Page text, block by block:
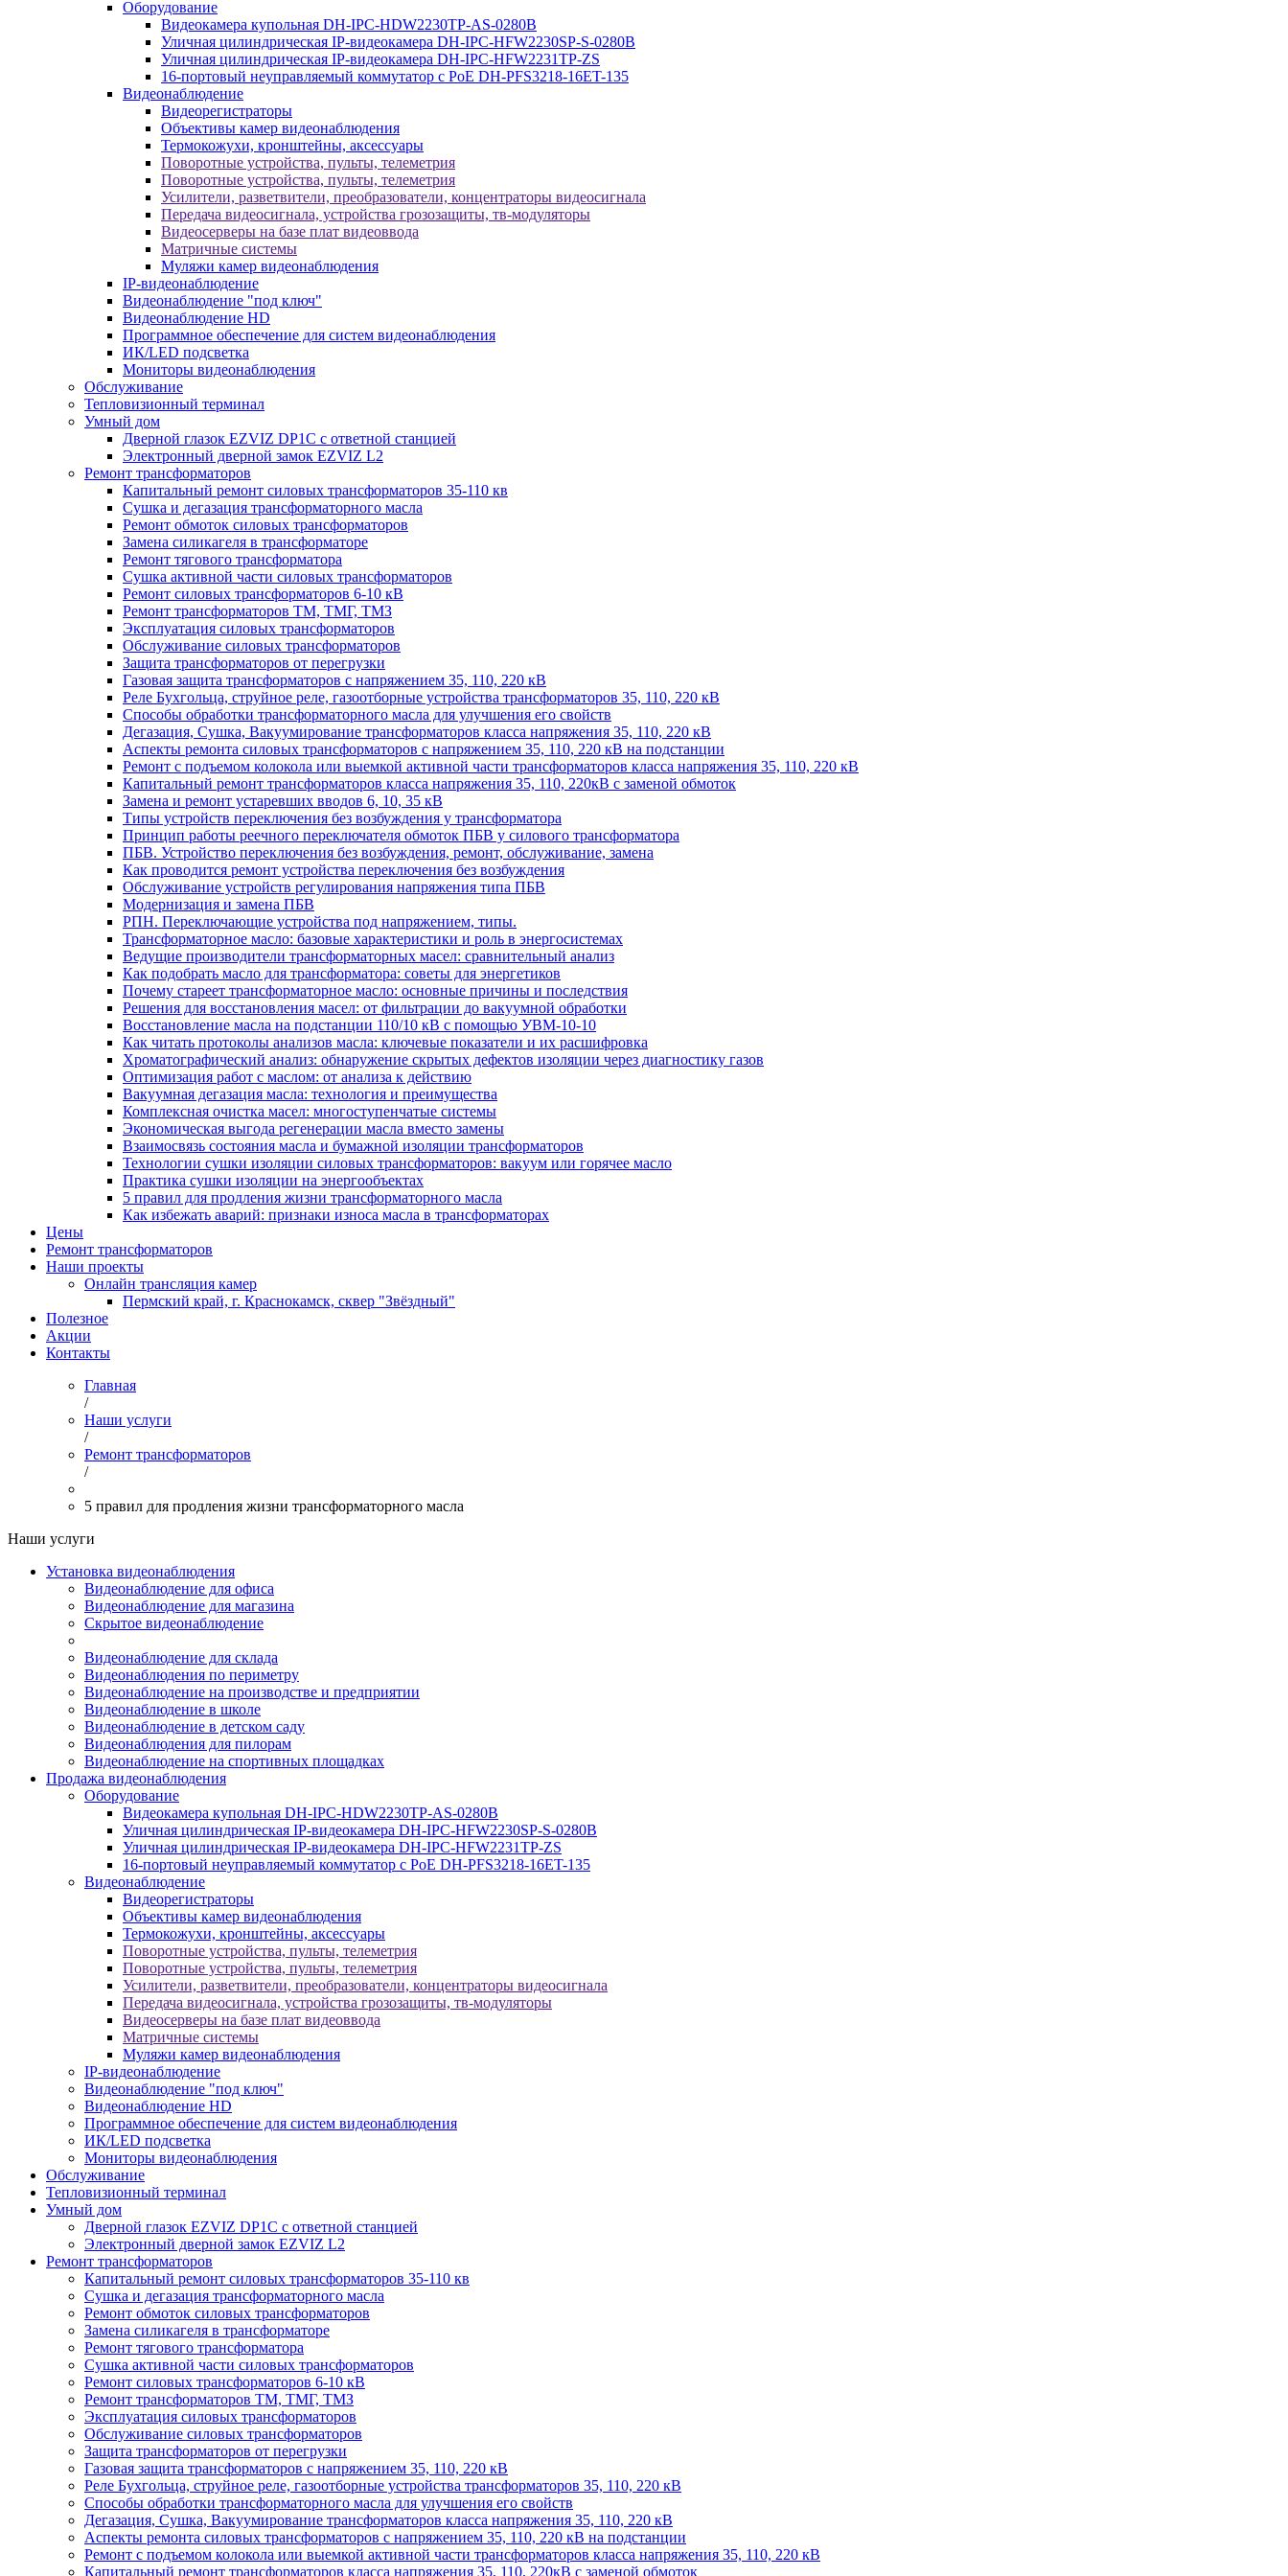
Оборудование
Видеокамера купольная DH-IPC-HDW2230TP-AS-0280B
Уличная цилиндрическая IP-видеокамера DH-IPC-HFW2230SP-S-0280B
Уличная цилиндрическая IP-видеокамера DH-IPC-HFW2231TP-ZS
16-портовый неуправляемый коммутатор с РоЕ DH-PFS3218-16ET-135
Видеонаблюдение
Видеорегистраторы
Объективы камер видеонаблюдения
Термокожухи, кронштейны, аксессуары
Поворотные устройства, пульты, телеметрия
Поворотные устройства, пульты, телеметрия
Усилители, разветвители, преобразователи, концентраторы видеосигнала
Передача видеосигнала, устройства грозозащиты, тв-модуляторы
Видеосерверы на базе плат видеоввода
Матричные системы
Муляжи камер видеонаблюдения
IP-видеонаблюдение
Видеонаблюдение "под ключ"
Видеонаблюдение HD
Программное обеспечение для систем видеонаблюдения
ИК/LED подсветка
Мониторы видеонаблюдения
Обслуживание
Тепловизионный терминал
Умный дом
Дверной глазок EZVIZ DP1C с ответной станцией
Электронный дверной замок EZVIZ L2
Ремонт трансформаторов
Капитальный ремонт силовых трансформаторов 35-110 кв
Сушка и дегазация трансформаторного масла
Ремонт обмоток силовых трансформаторов
Замена силикагеля в трансформаторе
Ремонт тягового трансформатора
Сушка активной части силовых трансформаторов
Ремонт силовых трансформаторов 6-10 кВ
Ремонт трансформаторов ТМ, ТМГ, ТМЗ
Эксплуатация силовых трансформаторов
Обслуживание силовых трансформаторов
Защита трансформаторов от перегрузки
Газовая защита трансформаторов с напряжением 35, 110, 220 кВ
Реле Бухгольца, струйное реле, газоотборные устройства трансформаторов 35, 110, 220 кВ
Способы обработки трансформаторного масла для улучшения его свойств
Дегазация, Сушка, Вакуумирование трансформаторов класса напряжения 35, 110, 220 кВ
Аспекты ремонта силовых трансформаторов с напряжением 35, 110, 220 кВ на подстанции
Ремонт с подъемом колокола или выемкой активной части трансформаторов класса напряжения 35, 110, 220 кВ
Капитальный ремонт трансформаторов класса напряжения 35, 110, 220кВ с заменой обмоток
Замена и ремонт устаревших вводов 6, 10, 35 кВ
Типы устройств переключения без возбуждения у трансформатора
Принцип работы реечного переключателя обмоток ПБВ у силового трансформатора
ПБВ. Устройство переключения без возбуждения, ремонт, обслуживание, замена
Как проводится ремонт устройства переключения без возбуждения
Обслуживание устройств регулирования напряжения типа ПБВ
Модернизация и замена ПБВ
РПН. Переключающие устройства под напряжением, типы.
Трансформаторное масло: базовые характеристики и роль в энергосистемах
Ведущие производители трансформаторных масел: сравнительный анализ
Как подобрать масло для трансформатора: советы для энергетиков
Почему стареет трансформаторное масло: основные причины и последствия
Решения для восстановления масел: от фильтрации до вакуумной обработки
Восстановление масла на подстанции 110/10 кВ с помощью УВМ-10-10
Как читать протоколы анализов масла: ключевые показатели и их расшифровка
Хроматографический анализ: обнаружение скрытых дефектов изоляции через диагностику газов
Оптимизация работ с маслом: от анализа к действию
Вакуумная дегазация масла: технология и преимущества
Комплексная очистка масел: многоступенчатые системы
Экономическая выгода регенерации масла вместо замены
Взаимосвязь состояния масла и бумажной изоляции трансформаторов
Технологии сушки изоляции силовых трансформаторов: вакуум или горячее масло
Практика сушки изоляции на энергообъектах
5 правил для продления жизни трансформаторного масла
Как избежать аварий: признаки износа масла в трансформаторах
Цены
Ремонт трансформаторов
Наши проекты
Онлайн трансляция камер
Пермский край, г. Краснокамск, сквер "Звёздный"
Полезное
Акции
Контакты
Главная
/
Наши услуги
/
Ремонт трансформаторов
/
5 правил для продления жизни трансформаторного масла
Наши услуги
Установка видеонаблюдения
Видеонаблюдение для офиса
Видеонаблюдение для магазина
Скрытое видеонаблюдение
Видеонаблюдение для склада
Видеонаблюдения по периметру
Видеонаблюдение на производстве и предприятии
Видеонаблюдение в школе
Видеонаблюдение в детском саду
Видеонаблюдения для пилорам
Видеонаблюдение на спортивных площадках
Продажа видеонаблюдения
Оборудование
Видеокамера купольная DH-IPC-HDW2230TP-AS-0280B
Уличная цилиндрическая IP-видеокамера DH-IPC-HFW2230SP-S-0280B
Уличная цилиндрическая IP-видеокамера DH-IPC-HFW2231TP-ZS
16-портовый неуправляемый коммутатор с РоЕ DH-PFS3218-16ET-135
Видеонаблюдение
Видеорегистраторы
Объективы камер видеонаблюдения
Термокожухи, кронштейны, аксессуары
Поворотные устройства, пульты, телеметрия
Поворотные устройства, пульты, телеметрия
Усилители, разветвители, преобразователи, концентраторы видеосигнала
Передача видеосигнала, устройства грозозащиты, тв-модуляторы
Видеосерверы на базе плат видеоввода
Матричные системы
Муляжи камер видеонаблюдения
IP-видеонаблюдение
Видеонаблюдение "под ключ"
Видеонаблюдение HD
Программное обеспечение для систем видеонаблюдения
ИК/LED подсветка
Мониторы видеонаблюдения
Обслуживание
Тепловизионный терминал
Умный дом
Дверной глазок EZVIZ DP1C с ответной станцией
Электронный дверной замок EZVIZ L2
Ремонт трансформаторов
Капитальный ремонт силовых трансформаторов 35-110 кв
Сушка и дегазация трансформаторного масла
Ремонт обмоток силовых трансформаторов
Замена силикагеля в трансформаторе
Ремонт тягового трансформатора
Сушка активной части силовых трансформаторов
Ремонт силовых трансформаторов 6-10 кВ
Ремонт трансформаторов ТМ, ТМГ, ТМЗ
Эксплуатация силовых трансформаторов
Обслуживание силовых трансформаторов
Защита трансформаторов от перегрузки
Газовая защита трансформаторов с напряжением 35, 110, 220 кВ
Реле Бухгольца, струйное реле, газоотборные устройства трансформаторов 35, 110, 220 кВ
Способы обработки трансформаторного масла для улучшения его свойств
Дегазация, Сушка, Вакуумирование трансформаторов класса напряжения 35, 110, 220 кВ
Аспекты ремонта силовых трансформаторов с напряжением 35, 110, 220 кВ на подстанции
Ремонт с подъемом колокола или выемкой активной части трансформаторов класса напряжения 35, 110, 220 кВ
Капитальный ремонт трансформаторов класса напряжения 35, 110, 220кВ с заменой обмоток